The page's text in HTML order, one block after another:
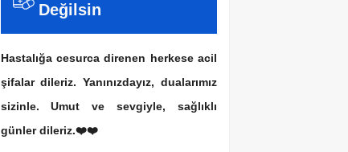
Değilsin
Hastalığa cesurca direnen herkese acil
şifalar dileriz. Yanınızdayız, dualarımız
sizinle. Umut ve sevgiyle, sağlıklı
günler dileriz.❤️❤️